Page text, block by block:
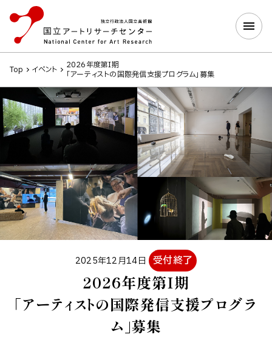
Top イベント
2026年度第I期
「アーティストの国際発信支援プログラム」募集
2025年12月14日 受付終了
2026年度第I期
「アーティストの国際発信支援プログラ
ム」募集